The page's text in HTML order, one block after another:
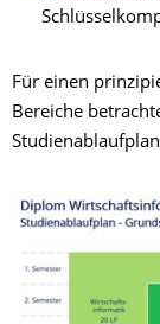
Für einen
Bereiche